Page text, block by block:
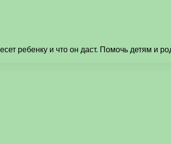
ребенку и что он даст. Помочь детям и